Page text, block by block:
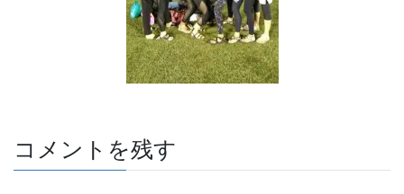
コメントを残す